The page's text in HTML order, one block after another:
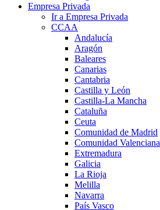
Empresa Privada
Ir a Empresa Privada
CCAA
Andalucía
Aragón
Baleares
Canarias
Cantabria
Castilla y León
Castilla-La Mancha
Cataluña
Ceuta
Comunidad de Madrid
Comunidad Valenciana
Extremadura
Galicia
La Rioja
Melilla
Navarra
País Vasco